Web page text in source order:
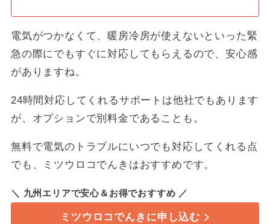
電気がつかなくて、暖房冷房が使えないといった緊
急の際にでもすぐに対応してもらえるので、安心感
がありますね。
24時間対応してくれるサポートは他社でもあります
が、オプションで別料金であることも。
無料で電気のトラブルにいつでも対応してくれる点
でも、ミツウロコでんきはおすすめです。
＼ 九州エリアで安心＆お得でおすすめ ／
ミツウロコでんきに申し込む